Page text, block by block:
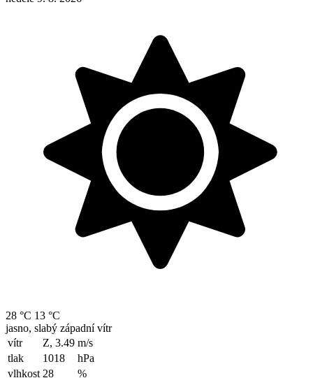
28 °C 13 °C
jasno, slabý západní vítr
vítr
Z, 3.49 m/s
tlak
1018
hPa
vlhkost 28 %